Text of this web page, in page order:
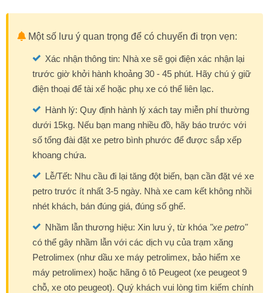
Một số lưu ý quan trọng để có chuyến đi trọn vẹn:
Xác nhận thông tin: Nhà xe sẽ gọi điện xác nhận lại
trước giờ khởi hành khoảng 30 - 45 phút. Hãy chú ý giữ
điện thoại để tài xế hoặc phụ xe có thể liên lạc.
Hành lý: Quy định hành lý xách tay miễn phí thường
dưới 15kg. Nếu bạn mang nhiều đồ, hãy báo trước với
số tổng đài đặt xe petro bình phước để được sắp xếp
khoang chứa.
Lễ/Tết: Nhu cầu đi lại tăng đột biến, bạn cần đặt vé xe
petro trước ít nhất 3-5 ngày. Nhà xe cam kết không nhồi
nhét khách, bán đúng giá, đúng số ghế.
Nhầm lẫn thương hiệu: Xin lưu ý, từ khóa "xe petro"
có thể gây nhầm lẫn với các dịch vụ của trạm xăng
Petrolimex (như dầu xe máy petrolimex, bảo hiểm xe
máy petrolimex) hoặc hãng ô tô Peugeot (xe peugeot 9
chỗ, xe oto peugeot). Quý khách vui lòng tìm kiếm chính